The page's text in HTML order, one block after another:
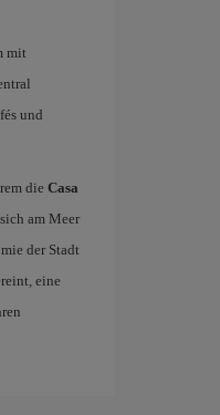
mit
und
die Casa
am Meer
der Stadt
eine